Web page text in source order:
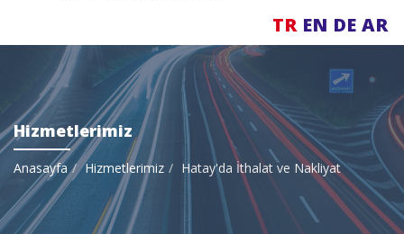
TR EN DE AR
Hizmetlerimiz
Anasayfa Hizmetlerimiz Hatay'da İthalat ve Nakliyat